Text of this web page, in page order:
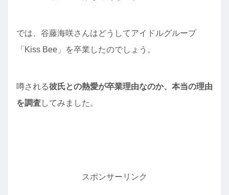
では、谷藤海咲さんはどうしてアイドルグループ
「Kiss Bee」を卒業したのでしょう。
噂される彼氏との熱愛が卒業理由なのか、本当の理由
を調査してみました。
スポンサーリンク